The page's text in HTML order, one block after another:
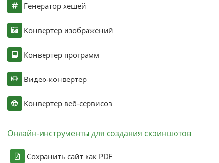
Генератор хешей
Конвертер изображений
Конвертер программ
Видео-конвертер
Конвертер веб-сервисов
Онлайн-инструменты для создания скриншотов
Сохранить сайт как PDF